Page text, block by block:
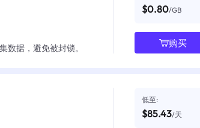
数据，避免被封锁。
$0.80/GB
购买
低至:
$85.43/天